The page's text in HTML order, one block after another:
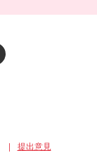
提出意見